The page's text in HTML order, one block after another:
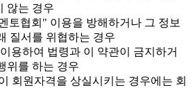
않는 경우
토협회" 이용을 방해하거나 그 정보
질서를 위협하는 경우
용하여 법령과 이 약관이 금지하거
위를 하는 경우
회원자격을 상실시키는 경우에는 회